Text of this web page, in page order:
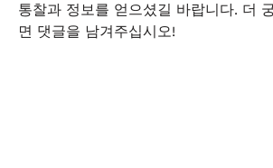
통찰과 정보를 얻으셨길 바랍니다. 더
면 댓글을 남겨주십시오!